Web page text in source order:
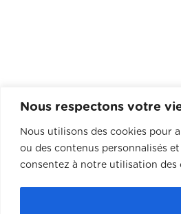
Nous respectons votre
Nous utilisons des cookies pour
ou des contenus personnalisés
consentez à notre utilisation des